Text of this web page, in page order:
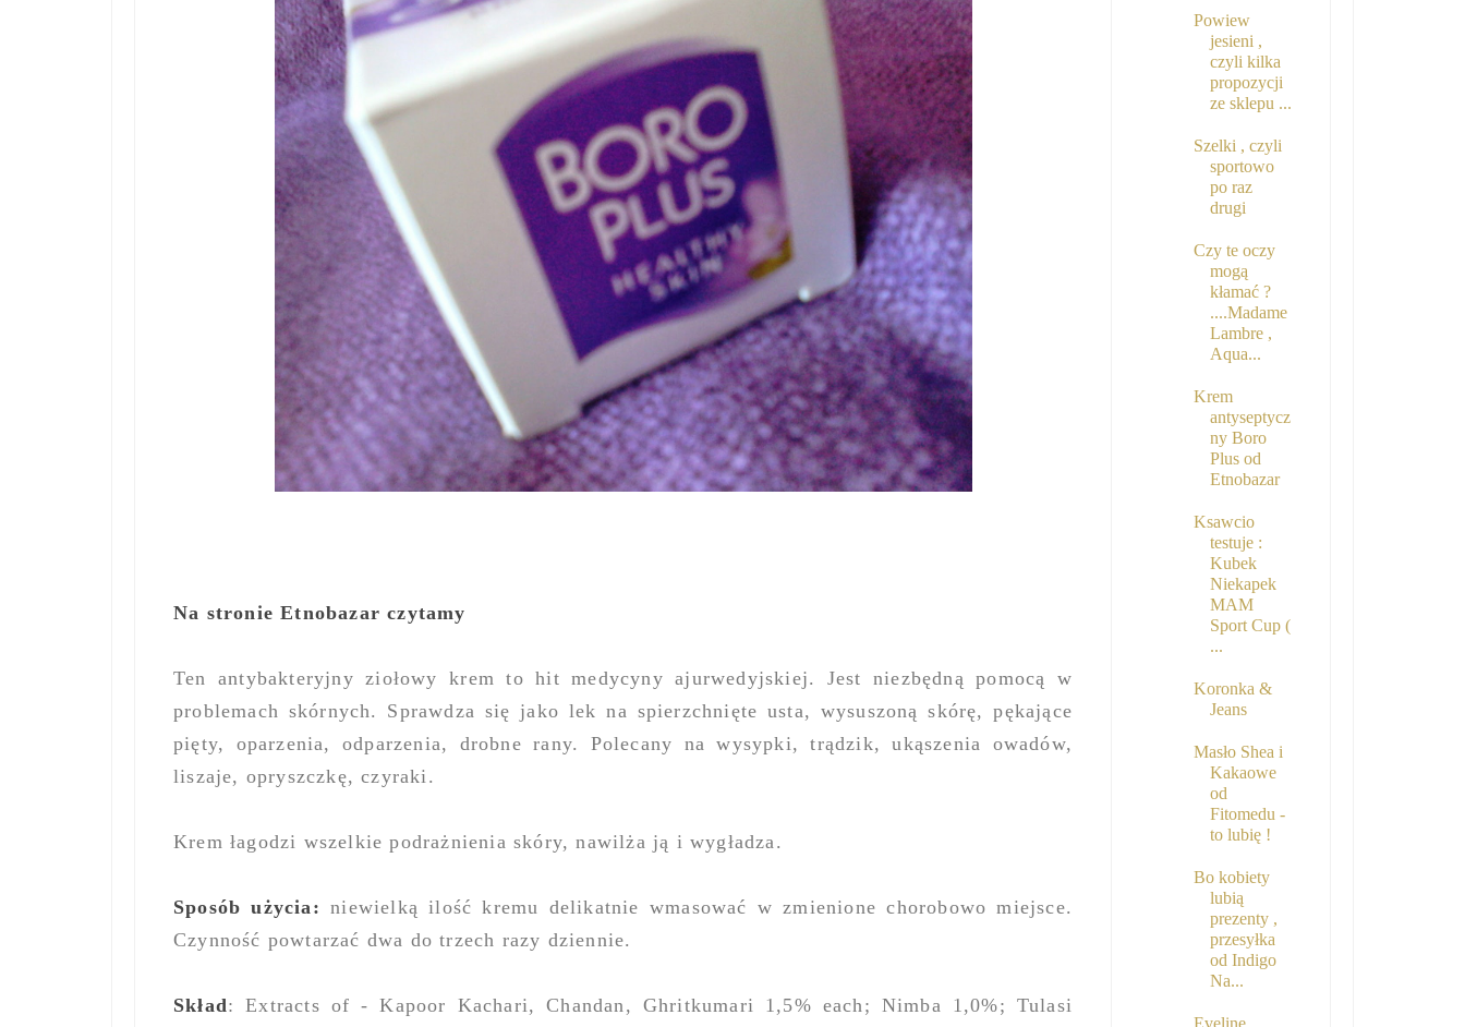
Na stronie Etnobazar czytamy
Ten antybakteryjny ziołowy krem to hit medycyny ajurwedyjskiej. Jest niezbędną pomocą w
problemach skórnych. Sprawdza się jako lek na spierzchnięte usta, wysuszoną skórę, pękające
pięty, oparzenia, odparzenia, drobne rany. Polecany na wysypki, trądzik, ukąszenia owadów,
liszaje, opryszczkę, czyraki.
Krem łagodzi wszelkie podrażnienia skóry, nawilża ją i wygładza.
Sposób użycia: niewielką ilość kremu delikatnie wmasować w zmienione chorobowo miejsce.
Czynność powtarzać dwa do trzech razy dziennie.
Skład: Extracts of - Kapoor Kachari, Chandan, Ghritkumari 1,5% each; Nimba 1,0%; Tulasi
Powiew
jesieni ,
czyli kilka
propozycji
ze sklepu ...
Szelki , czyli
sportowo
po raz
drugi
Czy te oczy
mogą
kłamać ?
....Madame
Lambre ,
Aqua...
Krem
antyseptycz
ny Boro
Plus od
Etnobazar
Ksawcio
testuje :
Kubek
Niekapek
MAM
Sport Cup (
...
Koronka &
Jeans
Masło Shea i
Kakaowe
od
Fitomedu -
to lubię !
Bo kobiety
lubią
prezenty ,
przesyłka
od Indigo
Na...